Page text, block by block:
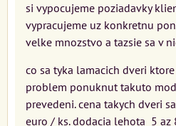
si vypocujeme poziadavky
vypracujeme uz konkretnu
velke mnozstvo a tazsie sa v
co sa tyka lamacich dveri
problem ponuknut takuto
prevedeni. cena takych dveri
euro / ks. dodacia lehota 5 az